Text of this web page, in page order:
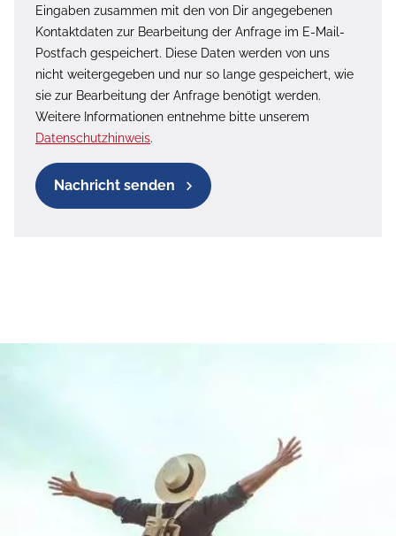
Eingaben zusammen mit den von Dir angegebenen
Kontaktdaten zur Bearbeitung der Anfrage im E-Mail-
Postfach gespeichert. Diese Daten werden von uns
nicht weitergegeben und nur so lange gespeichert, wie
sie zur Bearbeitung der Anfrage benötigt werden.
Weitere Informationen entnehme bitte unserem
Datenschutzhinweis.
Nachricht senden